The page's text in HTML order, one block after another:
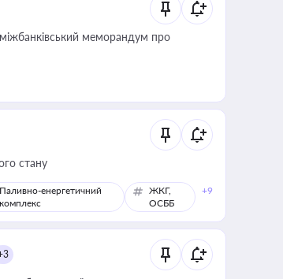
меморандум про
стану
Паливно-енергетичний
комплекс
ЖКГ,
ОСББ
+9